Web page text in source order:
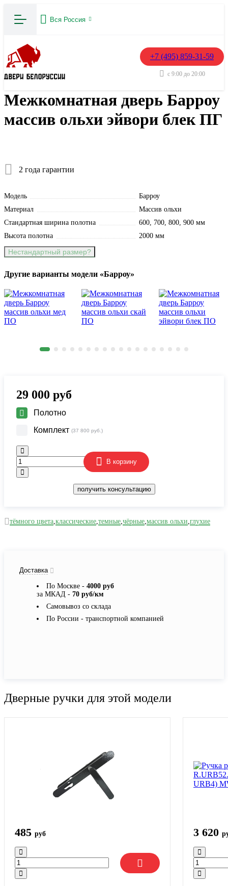
Вся Россия
+7 (495) 859-31-59
с 9:00 до 20:00
Межкомнатная дверь Барроу
массив ольхи эйвори блек ПГ
2 года гарантии
Модель
Барроу
Материал
Массив ольхи
Стандартная ширина полотна
600, 700, 800, 900 мм
Высота полотна
2000 мм
Нестандартный размер?
Другие варианты модели «Барроу»
29 000 руб
Полотно
Комплект (37 800 руб.)
В корзину
получить консультацию
тёмного цвета,классические,темные,чёрные,массив ольхи,глухие
Доставка
По Москве - 4000 руб
за МКАД - 70 руб/км
Самовывоз со склада
По России - транспортной компанией
Дверные ручки для этой модели
485 руб 3 620